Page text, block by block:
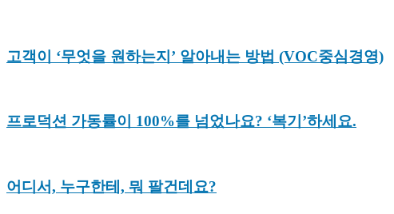
고객이 ‘무엇을 원하는지’ 알아내는 방법 (VOC중심경영)
프로덕션 가동률이 100%를 넘었나요? ‘복기’하세요.
어디서, 누구한테, 뭐 팔건데요?